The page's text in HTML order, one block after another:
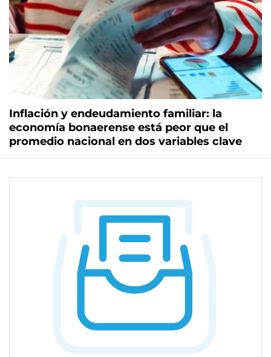
Inflación y endeudamiento familiar: la
economía bonaerense está peor que el
promedio nacional en dos variables clave